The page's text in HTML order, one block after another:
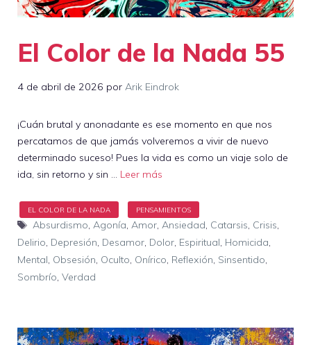
El Color de la Nada 55
4 de abril de 2026 por Arik Eindrok
¡Cuán brutal y anonadante es ese momento en que nos
percatamos de que jamás volveremos a vivir de nuevo
determinado suceso! Pues la vida es como un viaje solo de
ida, sin retorno y sin … Leer más
Etiquetas
Absurdismo, Agonía, Amor, Ansiedad, Catarsis, Crisis,
Delirio, Depresión, Desamor, Dolor, Espiritual, Homicida,
Mental, Obsesión, Oculto, Onírico, Reflexión, Sinsentido,
Sombrío, Verdad